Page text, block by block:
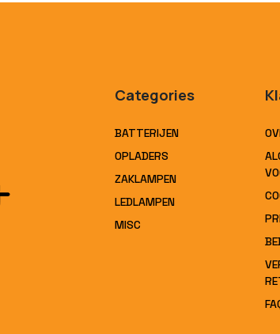
Categories
BATTERIJEN
OPLADERS
ZAKLAMPEN
LEDLAMPEN
MISC